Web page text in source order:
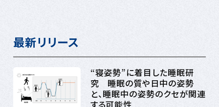
最新リリース
“寝姿勢”に着目した睡眠研
究 睡眠の質や日中の姿勢
と、睡眠中の姿勢のクセが関連
する可能性